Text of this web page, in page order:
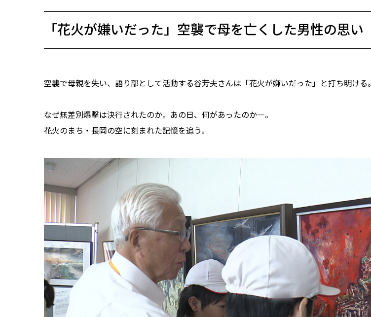
「花火が嫌いだった」空襲で母を亡くした男性の思い
空襲で母親を失い、語り部として活動する谷芳夫さんは「花火が嫌いだった」と打ち明ける。
なぜ無差別爆撃は決行されたのか。あの日、何があったのか―。
花火のまち・長岡の空に刻まれた記憶を追う。